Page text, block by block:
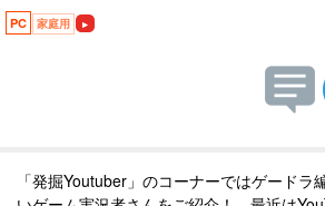
PC 家庭用
「発掘Youtuber」のコーナーではゲードラ